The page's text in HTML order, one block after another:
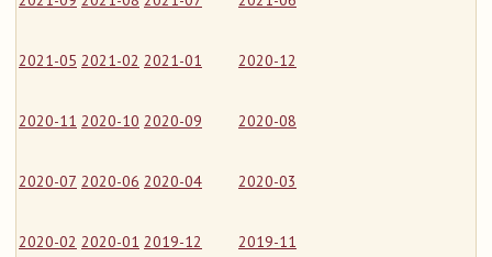
2021-05 2021-02 2021-01 2020-12
2020-11 2020-10 2020-09 2020-08
2020-07 2020-06 2020-04 2020-03
2020-02 2020-01 2019-12 2019-11